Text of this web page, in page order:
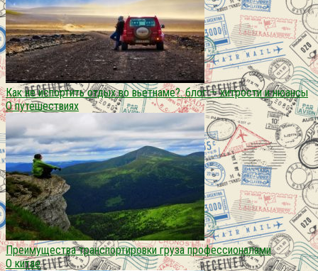
Как не испортить отдых во вьетнаме?. блог — хитрости и нюансы
О путешествиях
Преимущества транспортировки груза профессионалами
О китае